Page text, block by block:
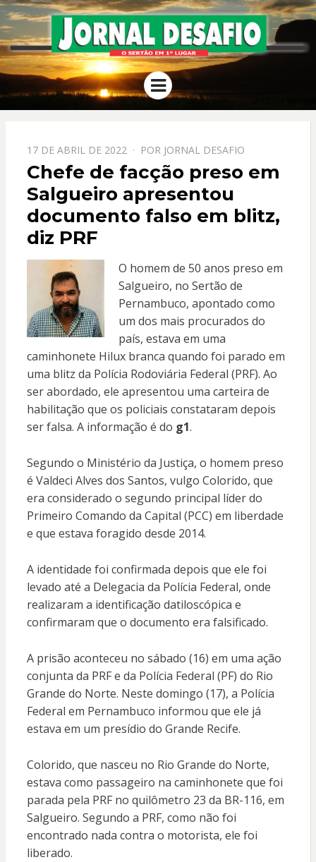
JORNAL
DESAFIO
O Sertão em 1º Lugar
Menu
PPOSTADO
EM
17 DE ABRIL DE 2022 POR JORNAL DESAFIO
Chefe de facção preso em
Salgueiro apresentou
documento falso em blitz,
diz PRF
O homem de 50 anos preso em
Salgueiro, no Sertão de
Pernambuco, apontado como
um dos mais procurados do
país, estava em uma
caminhonete Hilux branca quando foi parado em
uma blitz da Polícia Rodoviária Federal (PRF). Ao
ser abordado, ele apresentou uma carteira de
habilitação que os policiais constataram depois
ser falsa. A informação é do g1.
Segundo o Ministério da Justiça, o homem preso
é Valdeci Alves dos Santos, vulgo Colorido, que
era considerado o segundo principal líder do
Primeiro Comando da Capital (PCC) em liberdade
e que estava foragido desde 2014.
A identidade foi confirmada depois que ele foi
levado até a Delegacia da Polícia Federal, onde
realizaram a identificação datiloscópica e
confirmaram que o documento era falsificado.
A prisão aconteceu no sábado (16) em uma ação
conjunta da PRF e da Polícia Federal (PF) do Rio
Grande do Norte. Neste domingo (17), a Polícia
Federal em Pernambuco informou que ele já
estava em um presídio do Grande Recife.
Colorido, que nasceu no Rio Grande do Norte,
estava como passageiro na caminhonete que foi
parada pela PRF no quilômetro 23 da BR-116, em
Salgueiro. Segundo a PRF, como não foi
encontrado nada contra o motorista, ele foi
liberado.